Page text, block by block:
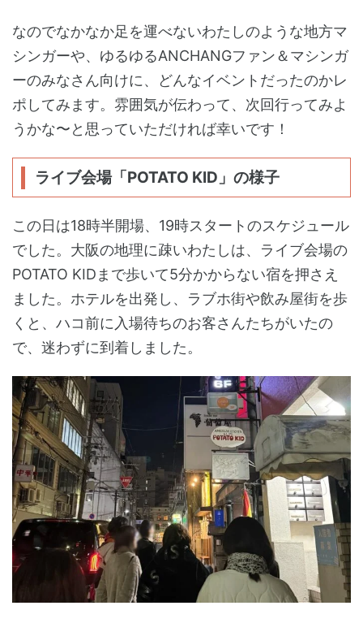
なのでなかなか足を運べないわたしのような地方マ
シンガーや、ゆるゆるANCHANGファン＆マシンガ
ーのみなさん向けに、どんなイベントだったのかレ
ポしてみます。雰囲気が伝わって、次回行ってみよ
うかな〜と思っていただければ幸いです！
ライブ会場「POTATO KID」の様子
この日は18時半開場、19時スタートのスケジュール
でした。大阪の地理に疎いわたしは、ライブ会場の
POTATO KIDまで歩いて5分かからない宿を押さえ
ました。ホテルを出発し、ラブホ街や飲み屋街を歩
くと、ハコ前に入場待ちのお客さんたちがいたの
で、迷わずに到着しました。